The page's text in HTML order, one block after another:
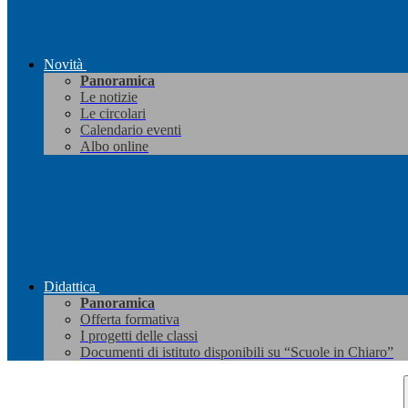
Novità
Panoramica
Le notizie
Le circolari
Calendario eventi
Albo online
Didattica
Panoramica
Offerta formativa
I progetti delle classi
Documenti di istituto disponibili su “Scuole in Chiaro”